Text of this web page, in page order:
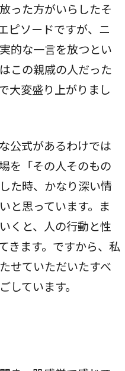
った方がいらしたそ
ピソードですが、ニ
的な一言を放つとい
この親戚の人だった
大変盛り上がりまし
公式があるわけでは
を「その人そのもの
た時、かなり深い情
と思っています。ま
くと、人の行動と性
きます。ですから、私
せていただいたすべ
しています。